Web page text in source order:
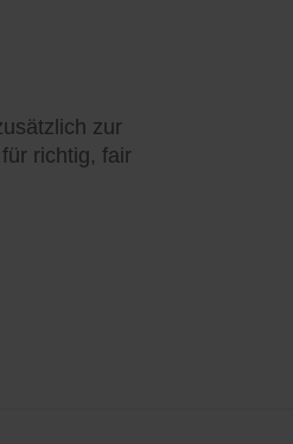
zur
richtig, fair